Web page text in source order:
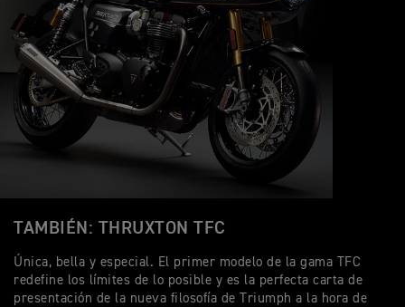
TAMBIÉN: THRUXTON TFC
Única, bella y especial. El primer modelo de la gama TFC
redefine los límites de lo posible y es la perfecta carta de
presentación de la nueva filosofía de Triumph a la hora de